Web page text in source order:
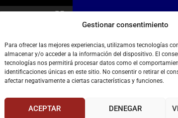
Gestionar consentimiento
Para ofrecer las mejores experiencias, utilizamos tecnologías
almacenar y/o acceder a la información del dispositivo. El
tecnologías nos permitirá procesar datos como el
identificaciones únicas en este sitio. No consentir o retirar el
afectar negativamente a ciertas características y funciones.
ACEPTAR DENEGAR